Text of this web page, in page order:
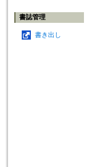
書誌管理
書き出し